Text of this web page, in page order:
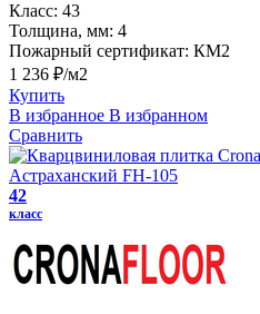
Класс: 43
Толщина, мм: 4
Пожарный сертификат: КМ2
1 236 ₽/м2
Купить
В избранное В избранном
Сравнить
42
класс